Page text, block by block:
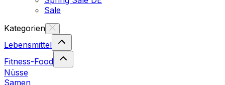
Sale
Kategorien
Lebensmittel
Fitness-Food
Nüsse
Samen